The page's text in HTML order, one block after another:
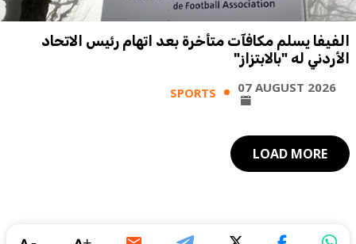
الفيفا يسلم مكافآت متأخرة بعد اتهام رئيس الاتحاد
الأردني له "بالابتزاز"
SPORTS 07 AUGUST 2026
LOAD MORE